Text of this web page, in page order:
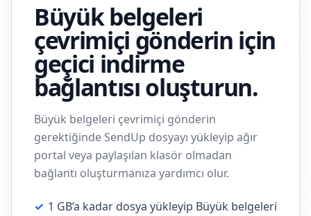
Büyük belgeleri
çevrimiçi gönderin için
geçici indirme
bağlantısı oluşturun.
Büyük belgeleri çevrimiçi gönderin
gerektiğinde SendUp dosyayı yükleyip ağır
portal veya paylaşılan klasör olmadan
bağlantı oluşturmanıza yardımcı olur.
✓ 1 GB’a kadar dosya yükleyip Büyük belgeleri